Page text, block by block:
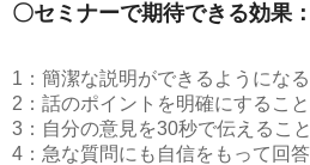
〇セミナーで期待できる効果：
1：簡潔な説明ができるようになる
2：話のポイントを明確にするこ
3：自分の意見を30秒で伝えるこ
4：急な質問にも自信をもって回